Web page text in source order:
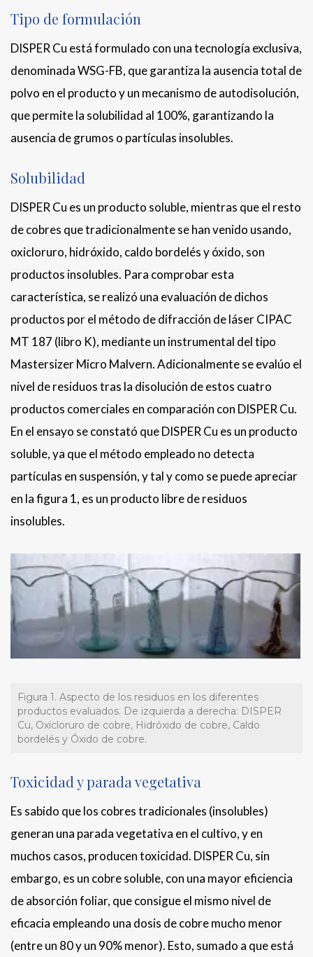
Tipo de formulación
DISPER Cu está formulado con una tecnología exclusiva,
denominada WSG-FB, que garantiza la ausencia total de
polvo en el producto y un mecanismo de autodisolución,
que permite la solubilidad al 100%, garantizando la
ausencia de grumos o partículas insolubles.
Solubilidad
DISPER Cu es un producto soluble, mientras que el resto
de cobres que tradicionalmente se han venido usando,
oxicloruro, hidróxido, caldo bordelés y óxido, son
productos insolubles. Para comprobar esta
característica, se realizó una evaluación de dichos
productos por el método de difracción de láser CIPAC
MT 187 (libro K), mediante un instrumental del tipo
Mastersizer Micro Malvern. Adicionalmente se evalúo el
nivel de residuos tras la disolución de estos cuatro
productos comerciales en comparación con DISPER Cu.
En el ensayo se constató que DISPER Cu es un producto
soluble, ya que el método empleado no detecta
partículas en suspensión, y tal y como se puede apreciar
en la figura 1, es un producto libre de residuos
insolubles.
Figura 1. Aspecto de los residuos en los diferentes
productos evaluados. De izquierda a derecha: DISPER
Cu, Oxicloruro de cobre, Hidróxido de cobre, Caldo
bordelés y Óxido de cobre.
Toxicidad y parada vegetativa
Es sabido que los cobres tradicionales (insolubles)
generan una parada vegetativa en el cultivo, y en
muchos casos, producen toxicidad. DISPER Cu, sin
embargo, es un cobre soluble, con una mayor eficiencia
de absorción foliar, que consigue el mismo nivel de
eficacia empleando una dosis de cobre mucho menor
(entre un 80 y un 90% menor). Esto, sumado a que está